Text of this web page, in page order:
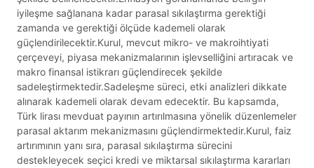
iyileşme sağlanana kadar parasal sıkılaştırma gerektiği
zamanda ve gerektiği ölçüde kademeli olarak
güçlendirilecektir.Kurul, mevcut mikro- ve makroihtiyati
çerçeveyi, piyasa mekanizmalarının işlevselliğini artıracak ve
makro finansal istikrarı güçlendirecek şekilde
sadeleştirmektedir.Sadeleşme süreci, etki analizleri dikkate
alınarak kademeli olarak devam edecektir. Bu kapsamda,
Türk lirası mevduat payının artırılmasına yönelik düzenlemeler
parasal aktarım mekanizmasını güçlendirmektedir.Kurul, faiz
artırımının yanı sıra, parasal sıkılaştırma sürecini
destekleyecek seçici kredi ve miktarsal sıkılaştırma kararları